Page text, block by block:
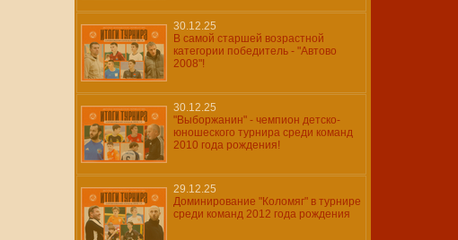
30.12.25
В самой старшей возрастной
категории победитель - "Автово
2008"!
30.12.25
"Выборжанин" - чемпион детско-
юношеского турнира среди команд
2010 года рождения!
29.12.25
Доминирование "Коломяг" в турнире
среди команд 2012 года рождения